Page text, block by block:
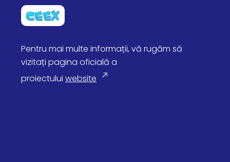
Pentru mai multe informații, vă rugăm să
vizitați pagina oficială a
proiectului website